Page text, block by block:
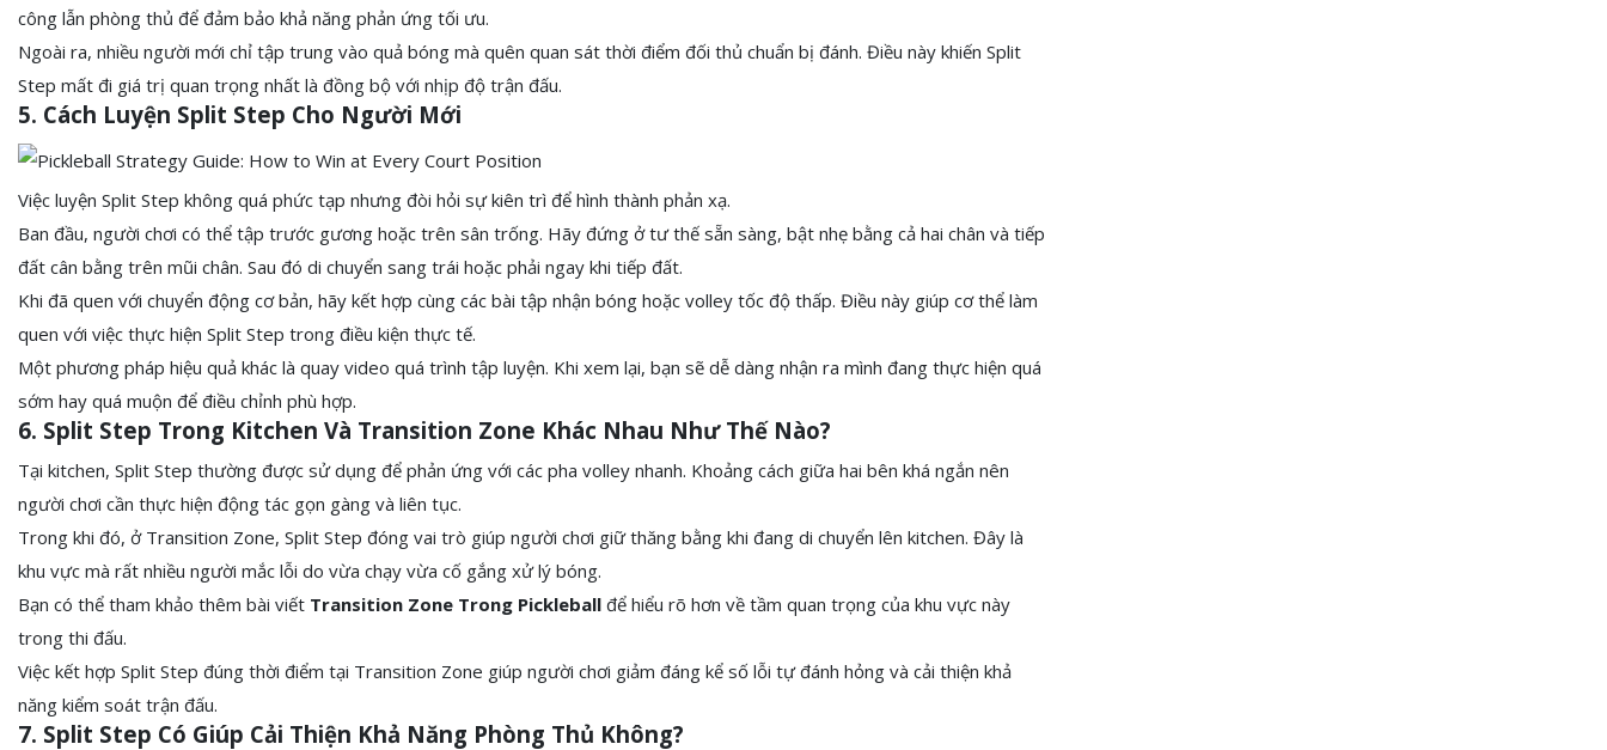
công lẫn phòng thủ để đảm bảo khả năng phản ứng tối ưu.
Ngoài ra, nhiều người mới chỉ tập trung vào quả bóng mà quên quan sát thời điểm đối thủ chuẩn bị đánh. Điều này khiến Split
Step mất đi giá trị quan trọng nhất là đồng bộ với nhịp độ trận đấu.
5. Cách Luyện Split Step Cho Người Mới
Việc luyện Split Step không quá phức tạp nhưng đòi hỏi sự kiên trì để hình thành phản xạ.
Ban đầu, người chơi có thể tập trước gương hoặc trên sân trống. Hãy đứng ở tư thế sẵn sàng, bật nhẹ bằng cả hai chân và tiếp
đất cân bằng trên mũi chân. Sau đó di chuyển sang trái hoặc phải ngay khi tiếp đất.
Khi đã quen với chuyển động cơ bản, hãy kết hợp cùng các bài tập nhận bóng hoặc volley tốc độ thấp. Điều này giúp cơ thể làm
quen với việc thực hiện Split Step trong điều kiện thực tế.
Một phương pháp hiệu quả khác là quay video quá trình tập luyện. Khi xem lại, bạn sẽ dễ dàng nhận ra mình đang thực hiện quá
sớm hay quá muộn để điều chỉnh phù hợp.
6. Split Step Trong Kitchen Và Transition Zone Khác Nhau Như Thế Nào?
Tại kitchen, Split Step thường được sử dụng để phản ứng với các pha volley nhanh. Khoảng cách giữa hai bên khá ngắn nên
người chơi cần thực hiện động tác gọn gàng và liên tục.
Trong khi đó, ở Transition Zone, Split Step đóng vai trò giúp người chơi giữ thăng bằng khi đang di chuyển lên kitchen. Đây là
khu vực mà rất nhiều người mắc lỗi do vừa chạy vừa cố gắng xử lý bóng.
Bạn có thể tham khảo thêm bài viết Transition Zone Trong Pickleball để hiểu rõ hơn về tầm quan trọng của khu vực này
trong thi đấu.
Việc kết hợp Split Step đúng thời điểm tại Transition Zone giúp người chơi giảm đáng kể số lỗi tự đánh hỏng và cải thiện khả
năng kiểm soát trận đấu.
7. Split Step Có Giúp Cải Thiện Khả Năng Phòng Thủ Không?